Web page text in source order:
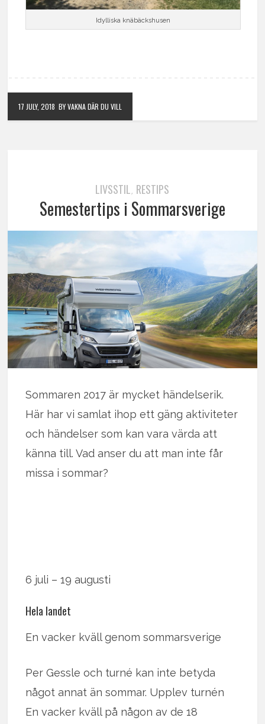
Idylliska knäbäckshusen
17 JULY, 2018 BY VAKNA DÄR DU VILL
LIVSSTIL, RESTIPS
Semestertips i Sommarsverige
Sommaren 2017 är mycket händelserik.
Här har vi samlat ihop ett gäng aktiviteter
och händelser som kan vara värda att
känna till. Vad anser du att man inte får
missa i sommar?
6 juli – 19 augusti
Hela landet
En vacker kväll genom sommarsverige
Per Gessle och turné kan inte betyda
något annat än sommar. Upplev turnén
En vacker kväll på någon av de 18